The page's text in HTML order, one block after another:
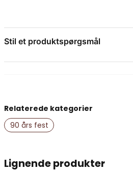
Stil et produktspørgsmål
name
Navn
email
E-mailadresse
Lignende produkter
Relaterede kategorier
90 års fest